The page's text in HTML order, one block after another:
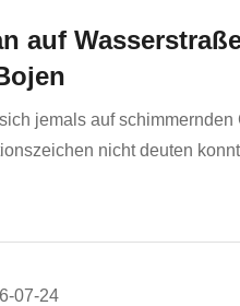
auf
jemals auf
nicht deuten
07-24